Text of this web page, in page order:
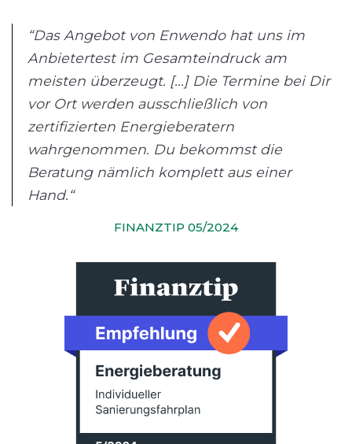
“Das Angebot von Enwendo hat uns im
Anbietertest im Gesamteindruck am
meisten überzeugt. [...] Die Termine bei Dir
vor Ort werden ausschließlich von
zertifizierten Energieberatern
wahrgenommen. Du bekommst die
Beratung nämlich komplett aus einer
Hand.“
FINANZTIP 05/2024